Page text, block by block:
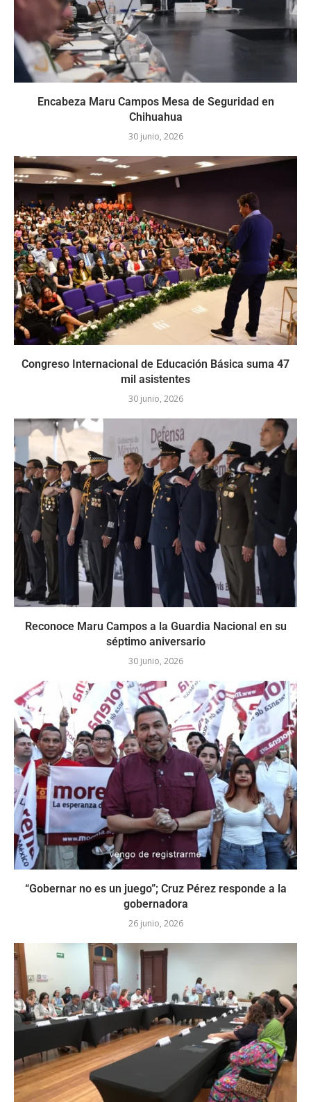
Encabeza Maru Campos Mesa de Seguridad en
Chihuahua
30 junio, 2026
Congreso Internacional de Educación Básica suma 47
mil asistentes
30 junio, 2026
Reconoce Maru Campos a la Guardia Nacional en su
séptimo aniversario
30 junio, 2026
“Gobernar no es un juego”; Cruz Pérez responde a la
gobernadora
26 junio, 2026